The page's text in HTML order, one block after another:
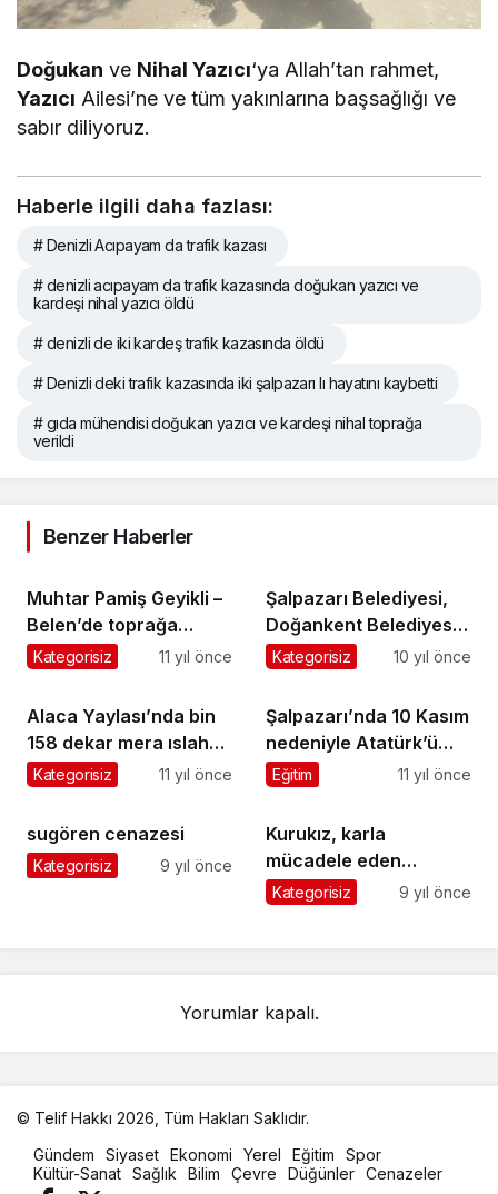
Doğukan ve Nihal Yazıcı‘ya Allah’tan rahmet,
Yazıcı Ailesi’ne ve tüm yakınlarına başsağlığı ve
sabır diliyoruz.
Haberle ilgili daha fazlası:
# Denizli Acıpayam da trafik kazası
# denizli acıpayam da trafik kazasında doğukan yazıcı ve
kardeşi nihal yazıcı öldü
# denizli de iki kardeş trafik kazasında öldü
# Denizli deki trafik kazasında iki şalpazarı lı hayatını kaybetti
# gıda mühendisi doğukan yazıcı ve kardeşi nihal toprağa
verildi
Benzer Haberler
Muhtar Pamiş Geyikli –
Belen’de toprağa
verildi
Kategorisiz 11 yıl önce
Şalpazarı Belediyesi,
Doğankent Belediyesi
ile kardeş oldu
Kategorisiz 10 yıl önce
Alaca Yaylası’nda bin
158 dekar mera ıslah
ediliyor
Kategorisiz 11 yıl önce
Şalpazarı’nda 10 Kasım
nedeniyle Atatürk’ü
anma töreni
Eğitim 11 yıl önce
sugören cenazesi
Kategorisiz 9 yıl önce
Kurukız, karla
mücadele eden
Belediye işçilerine
Kategorisiz 9 yıl önce
Yorumlar kapalı.
© Telif Hakkı 2026, Tüm Hakları Saklıdır.
oto
kiralama
Gündem Siyaset Ekonomi Yerel Eğitim
Spor
Kültür-Sanat Sağlık Bilim Çevre Düğünler Cenazeler